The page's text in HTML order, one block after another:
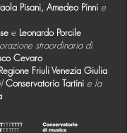
Pisani, Amedeo Pinni e
e Leonardo Porcile
straordinaria di
Cevaro
Regione Friuli Venezia Giulia
Conservatorio Tartini e la